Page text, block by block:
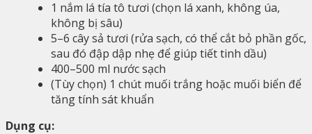
1 nắm lá tía tô tươi (chọn lá xanh, không úa,
không bị sâu)
5–6 cây sả tươi (rửa sạch, có thể cắt bỏ phần gốc,
sau đó đập dập nhẹ để giúp tiết tinh dầu)
400–500 ml nước sạch
(Tùy chọn) 1 chút muối trắng hoặc muối biển để
tăng tính sát khuẩn
Dụng cụ: